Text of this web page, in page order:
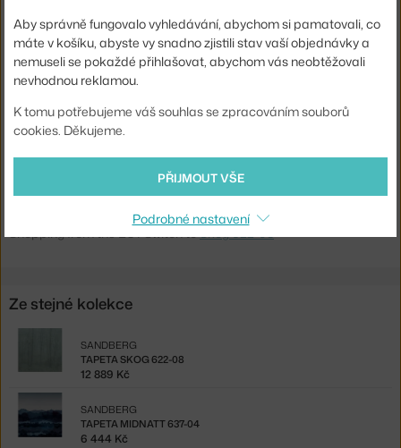
Výška:
270 cm
Šířka:
360 cm
Barva:
šedá, tmavě zelená
Materiál:
vliesová tapeta
SAN-622-08
7340020864996
Ste zo Slovenska? Prejdite naTapeta Skog 622-08
Shopping from the EU? Switch toSkog 622-08
Ze stejné kolekce
TAPETA SKOG 622-08
SANDBERG
12 889 Kč
TAPETA MIDNATT 637-04
SANDBERG
6 444 Kč
Aby správně fungovalo vyhledávání, abychom si pamatovali, co
máte v košíku, abyste vy snadno zjistili stav vaší objednávky a
nemuseli se pokaždé přihlašovat, abychom vás neobtěžovali
nevhodnou reklamou.
K tomu potřebujeme váš souhlas se zpracováním souborů
cookies. Děkujeme.
PŘIJMOUT VŠE
Podrobné nastavení